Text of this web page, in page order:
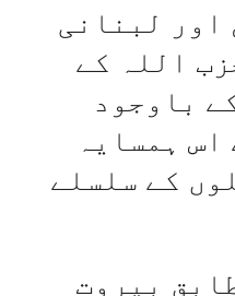
اور لبنانی
اللہ کے
باوجود
ہمسایہ
کے سلسلے
بیروت